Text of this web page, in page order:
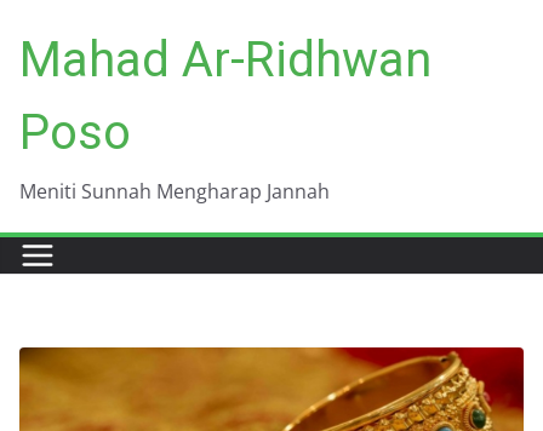
content
Mahad Ar-Ridhwan
Poso
Meniti Sunnah Mengharap Jannah